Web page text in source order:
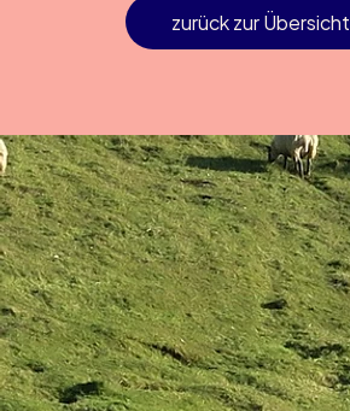
zurück zur Übersicht